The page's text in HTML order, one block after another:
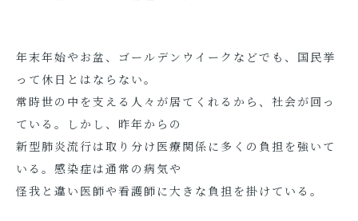
年末年始やお盆、ゴールデンウイークなどでも、国民挙
って休日とはならない。
常時世の中を支える人々が居てくれるから、社会が回っ
ている。しかし、昨年からの
新型肺炎流行は取り分け医療関係に多くの負担を強いて
いる。感染症は通常の病気や
怪我と違い医師や看護師に大きな負担を掛けている。